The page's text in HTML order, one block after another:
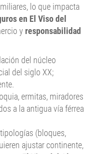
lo que impacta
en El Viso del
y responsabilidad
del núcleo
del siglo XX;
ermitas, miradores
a la antigua vía férrea
(bloques,
ajustar continente,